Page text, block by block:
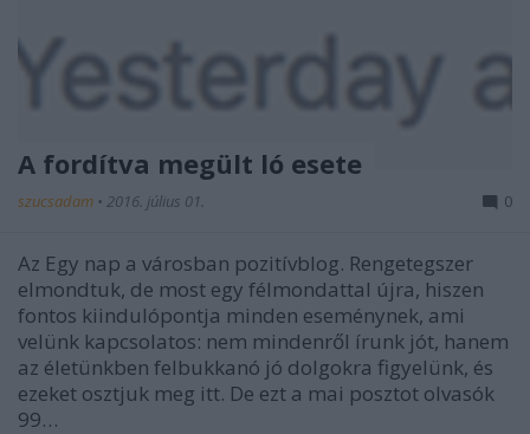
A fordítva megült ló esete
szucsadam • 2016. július 01. 0
Az Egy nap a városban pozitívblog. Rengetegszer
elmondtuk, de most egy félmondattal újra, hiszen
fontos kiindulópontja minden eseménynek, ami
velünk kapcsolatos: nem mindenről írunk jót, hanem
az életünkben felbukkanó jó dolgokra figyelünk, és
ezeket osztjuk meg itt. De ezt a mai posztot olvasók
99…